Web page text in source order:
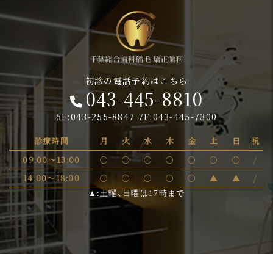
初診の電話予約はこちら
043-445-8810
6F:043-255-8847 7F:043-445-7300
診療時間 月 火 水 木 金 土 日
祝
09:00～13:00
〇 〇 〇 〇 〇 〇 〇
/
14:00～18:00
〇 〇 〇 〇 〇 ▲ ▲ /
▲:土曜、日曜は17時まで